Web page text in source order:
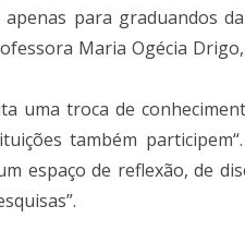
para graduandos
Maria Ogécia
uma troca de
também
espaço de reflexão, de